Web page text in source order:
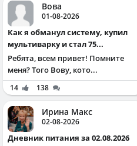
Вова
01-08-2026
Как я обманул систему, купил
мультиварку и стал 75...
Ребята, всем привет! Помните
меня? Того Вову, кото...
14 138
Ирина Макс
02-08-2026
Дневник питания за 02.08.2026